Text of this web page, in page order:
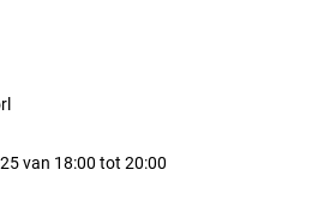
van 18:00 tot 20:00